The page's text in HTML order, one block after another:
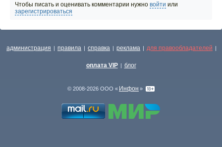
Чтобы писать и оценивать комментарии нужно войти или
зарегистрироваться
администрация | правила | справка | реклама | для правообладателей |
оплата VIP | блог
© 2008-2026 ООО « Инфон »